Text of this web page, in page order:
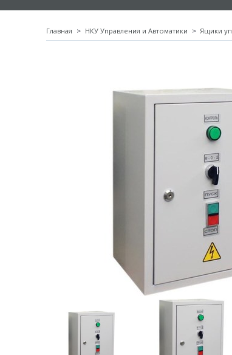
Главная НКУ Управления и Автоматики Ящики